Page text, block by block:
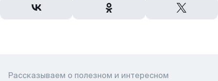
Рассказываем о полезном и интересном